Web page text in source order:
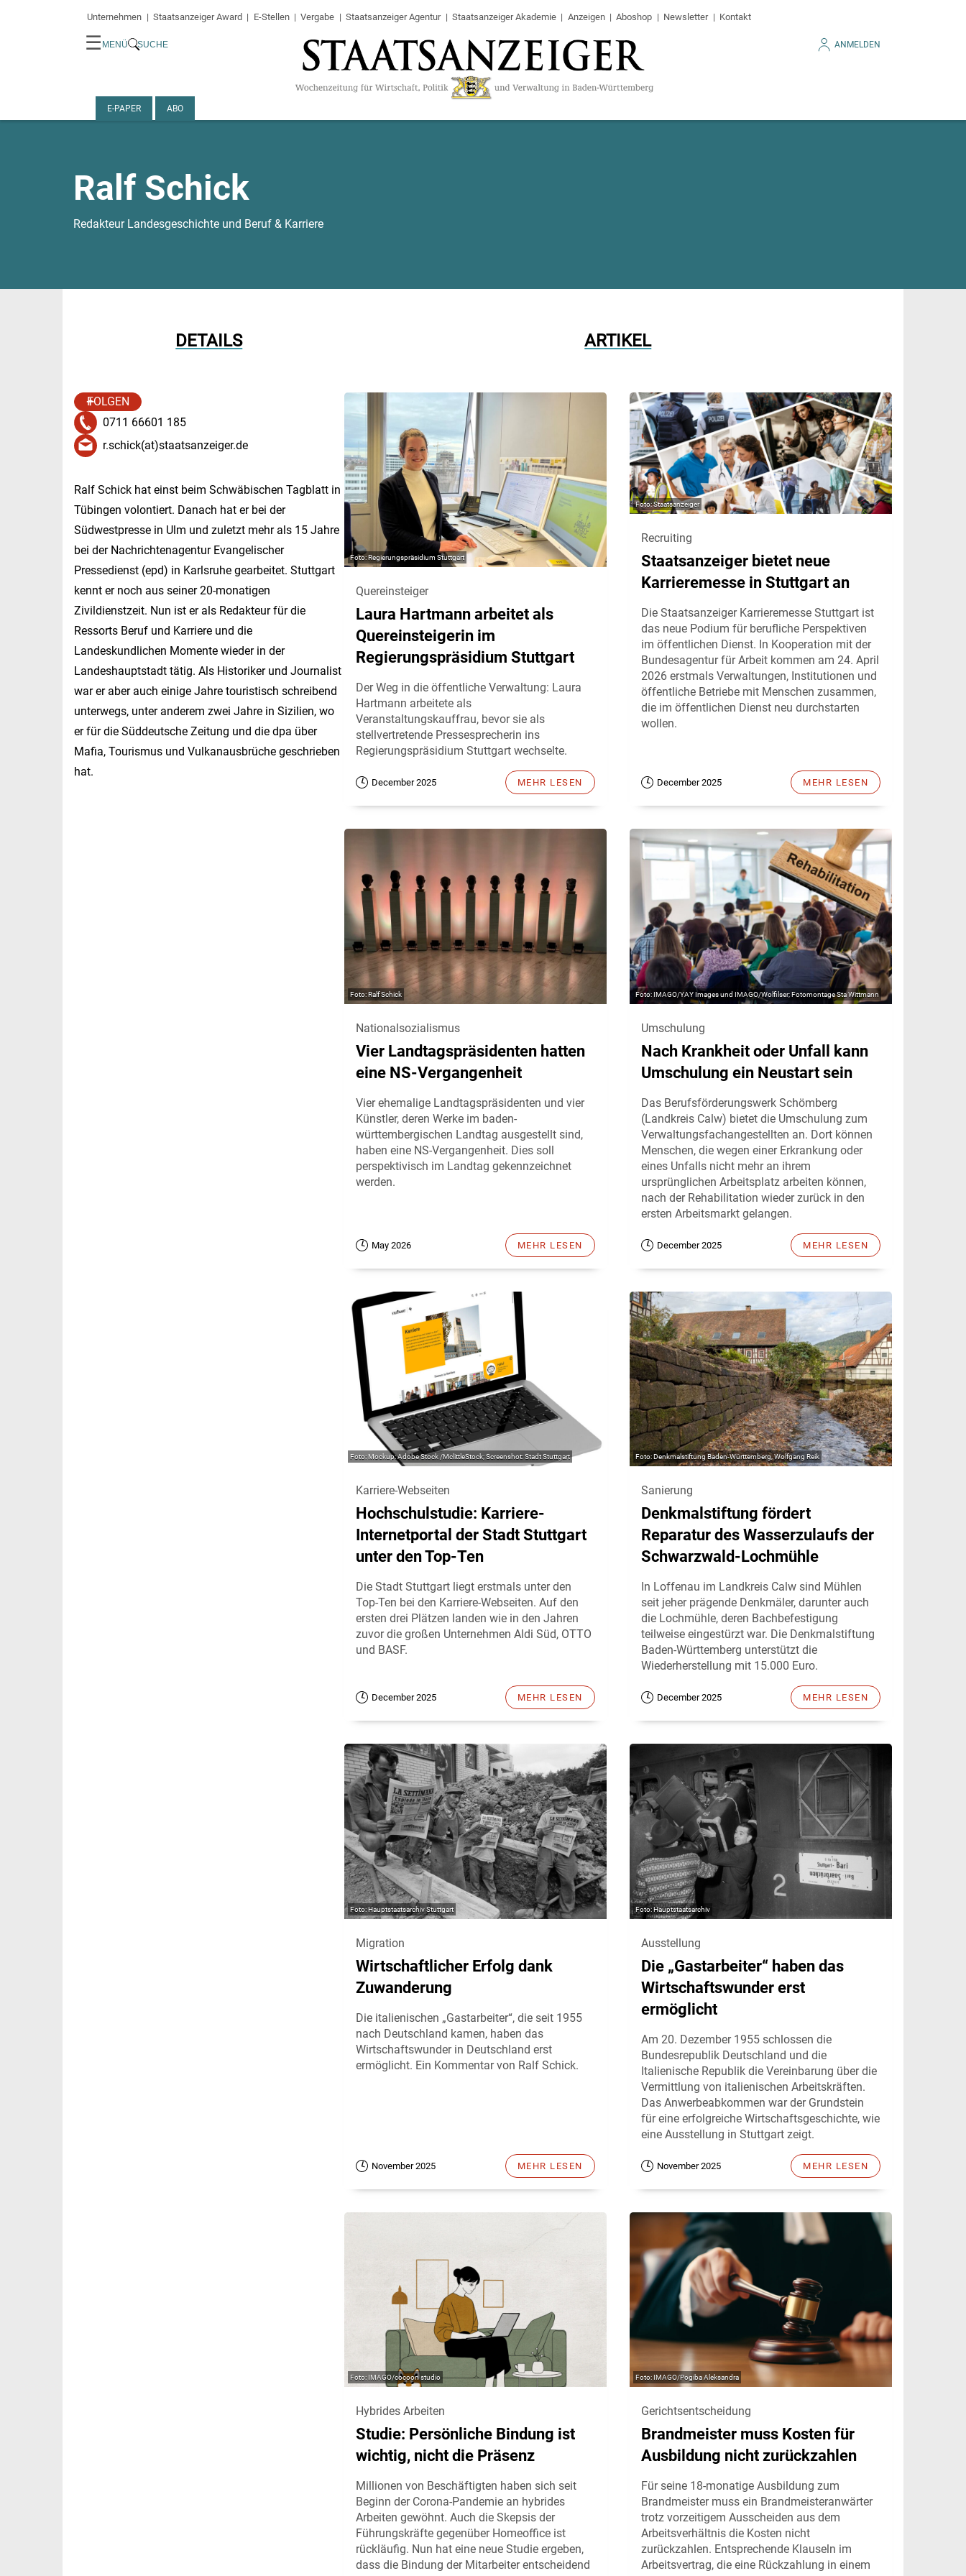
Unternehmen Staatsanzeiger Award E-Stellen Vergabe Staatsanzeiger Agentur Staatsanzeiger Akademie Anzeigen Aboshop Newsletter Kontakt
☰ MENÜ SUCHE ANMELDEN
E-PAPER ABO
Ralf Schick
Redakteur Landesgeschichte und Beruf & Karriere
DETAILS
FOLGEN
0711 66601 185
r.schick(at)staatsanzeiger.de
Ralf Schick hat einst beim Schwäbischen Tagblatt in
Tübingen volontiert. Danach hat er bei der
Südwestpresse in Ulm und zuletzt mehr als 15 Jahre
bei der Nachrichtenagentur Evangelischer
Pressedienst (epd) in Karlsruhe gearbeitet. Stuttgart
kennt er noch aus seiner 20-monatigen
Zivildienstzeit. Nun ist er als Redakteur für die
Ressorts Beruf und Karriere und die
Landeskundlichen Momente wieder in der
Landeshauptstadt tätig. Als Historiker und Journalist
war er aber auch einige Jahre touristisch schreibend
unterwegs, unter anderem zwei Jahre in Sizilien, wo
er für die Süddeutsche Zeitung und die dpa über
Mafia, Tourismus und Vulkanausbrüche geschrieben
hat.
ARTIKEL
Regierungspräsidium Stuttgart
Quereinsteiger
Laura Hartmann arbeitet als
Quereinsteigerin im
Regierungspräsidium Stuttgart
Der Weg in die öffentliche Verwaltung: Laura
Hartmann arbeitete als
Veranstaltungskauffrau, bevor sie als
stellvertretende Pressesprecherin ins
Regierungspräsidium Stuttgart wechselte.
December 2025 MEHR LESEN
Staatsanzeiger
Recruiting
Staatsanzeiger bietet neue
Karrieremesse in Stuttgart an
Die Staatsanzeiger Karrieremesse Stuttgart ist
das neue Podium für berufliche Perspektiven
im öffentlichen Dienst. In Kooperation mit der
Bundesagentur für Arbeit kommen am 24. April
2026 erstmals Verwaltungen, Institutionen und
öffentliche Betriebe mit Menschen zusammen,
die im öffentlichen Dienst neu durchstarten
wollen.
December 2025 MEHR LESEN
Ralf Schick
Nationalsozialismus
Vier Landtagspräsidenten hatten
eine NS-Vergangenheit
Vier ehemalige Landtagspräsidenten und vier
Künstler, deren Werke im baden-
württembergischen Landtag ausgestellt sind,
haben eine NS-Vergangenheit. Dies soll
perspektivisch im Landtag gekennzeichnet
werden.
May 2026 MEHR LESEN
IMAGO/YAY Images und IMAGO/Wolfilser; Fotomontage Sta Wittmann
Umschulung
Nach Krankheit oder Unfall kann
Umschulung ein Neustart sein
Das Berufsförderungswerk Schömberg
(Landkreis Calw) bietet die Umschulung zum
Verwaltungsfachangestellten an. Dort können
Menschen, die wegen einer Erkrankung oder
eines Unfalls nicht mehr an ihrem
ursprünglichen Arbeitsplatz arbeiten können,
nach der Rehabilitation wieder zurück in den
ersten Arbeitsmarkt gelangen.
December 2025 MEHR LESEN
Mockup: Adobe Stock /MclittleStock; Screenshot: Stadt Stuttgart
Karriere-Webseiten
Hochschulstudie: Karriere-
Internetportal der Stadt Stuttgart
unter den Top-Ten
Die Stadt Stuttgart liegt erstmals unter den
Top-Ten bei den Karriere-Webseiten. Auf den
ersten drei Plätzen landen wie in den Jahren
zuvor die großen Unternehmen Aldi Süd, OTTO
und BASF.
December 2025 MEHR LESEN
Denkmalstiftung Baden-Württemberg, Wolfgang Reik
Sanierung
Denkmalstiftung fördert
Reparatur des Wasserzulaufs der
Schwarzwald-Lochmühle
In Loffenau im Landkreis Calw sind Mühlen
seit jeher prägende Denkmäler, darunter auch
die Lochmühle, deren Bachbefestigung
teilweise eingestürzt war. Die Denkmalstiftung
Baden-Württemberg unterstützt die
Wiederherstellung mit 15.000 Euro.
December 2025 MEHR LESEN
Hauptstaatsarchiv Stuttgart
Migration
Wirtschaftlicher Erfolg dank
Zuwanderung
Die italienischen „Gastarbeiter“, die seit 1955
nach Deutschland kamen, haben das
Wirtschaftswunder in Deutschland erst
ermöglicht. Ein Kommentar von Ralf Schick.
November 2025 MEHR LESEN
Hauptstaatsarchiv
Ausstellung
Die „Gastarbeiter“ haben das
Wirtschaftswunder erst
ermöglicht
Am 20. Dezember 1955 schlossen die
Bundesrepublik Deutschland und die
Italienische Republik die Vereinbarung über die
Vermittlung von italienischen Arbeitskräften.
Das Anwerbeabkommen war der Grundstein
für eine erfolgreiche Wirtschaftsgeschichte, wie
eine Ausstellung in Stuttgart zeigt.
November 2025 MEHR LESEN
IMAGO/cocoon studio
Hybrides Arbeiten
Studie: Persönliche Bindung ist
wichtig, nicht die Präsenz
Millionen von Beschäftigten haben sich seit
Beginn der Corona-Pandemie an hybrides
Arbeiten gewöhnt. Auch die Skepsis der
Führungskräfte gegenüber Homeoffice ist
rückläufig. Nun hat eine neue Studie ergeben,
dass die Bindung der Mitarbeiter entscheidend
IMAGO/Pogiba Aleksandra
Gerichtsentscheidung
Brandmeister muss Kosten für
Ausbildung nicht zurückzahlen
Für seine 18-monatige Ausbildung zum
Brandmeister muss ein Brandmeisteranwärter
trotz vorzeitigem Ausscheiden aus dem
Arbeitsverhältnis die Kosten nicht
zurückzahlen. Entsprechende Klauseln im
Arbeitsvertrag, die eine Rückzahlung in einem